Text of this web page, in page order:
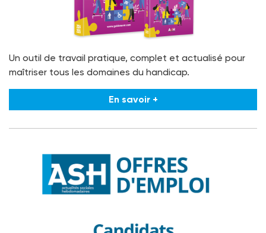
Un outil de travail pratique, complet et actualisé pour
maîtriser tous les domaines du handicap.
En savoir +